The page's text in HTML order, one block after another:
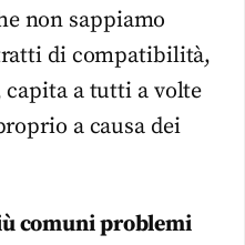
non sappiamo
di compatibilità,
capita a tutti a volte
a causa dei
comuniproblemi